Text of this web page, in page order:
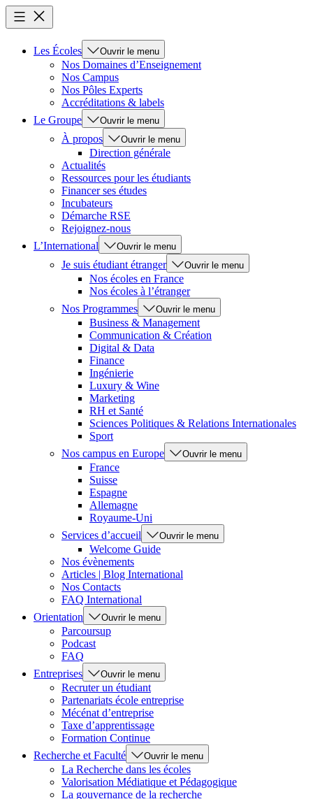
Les Écoles Ouvrir le menu
Nos Domaines d’Enseignement
Nos Campus
Nos Pôles Experts
Accréditations & labels
Le Groupe
Ouvrir le menu
À propos Ouvrir le menu
Direction générale
Actualités
Ressources pour les étudiants
Financer ses études
Incubateurs
Démarche RSE
Rejoignez-nous
L’International
Ouvrir le menu
Je suis étudiant étranger Ouvrir le menu
Nos écoles en France
Nos écoles à l’étranger
Nos Programmes
Ouvrir le menu
Business & Management
Communication & Création
Digital & Data
Finance
Ingénierie
Luxury & Wine
Marketing
RH et Santé
Sciences Politiques & Relations Internationales
Sport
Nos campus en Europe
Ouvrir le menu
France
Suisse
Espagne
Allemagne
Royaume-Uni
Services d’accueil
Ouvrir le menu
Welcome Guide
Nos évènements
Articles | Blog International
Nos Contacts
FAQ International
Orientation
Ouvrir le menu
Parcoursup
Podcast
FAQ
Entreprises
Ouvrir le menu
Recruter un étudiant
Partenariats école entreprise
Mécénat d’entreprise
Taxe d’apprentissage
Formation Continue
Recherche et Faculté
Ouvrir le menu
La Recherche dans les écoles
Valorisation Médiatique et Pédagogique
La gouvernance de la recherche